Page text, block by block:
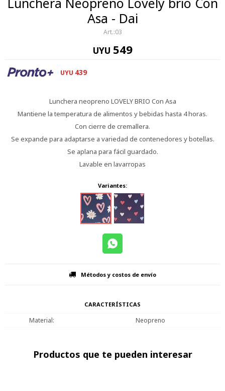
Asa - Dai
03
UYU 549
UYU 439
Lunchera neopreno LOVELY BRIO Con Asa
Mantiene la temperatura de alimentos y bebidas hasta 4 horas.
Con cierre de cremallera.
Se expande para adaptarse a variedad de contenedores y botellas.
Se aplana para fácil guardado.
Lavable en lavarropas
Variantes:
Métodos y costos de envío
CARACTERÍSTICAS
Material Neopreno
Productos que te pueden interesar